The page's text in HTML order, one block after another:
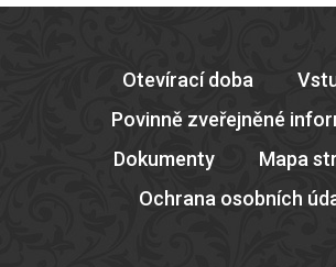
Otevírací doba
Povinně zveřejněné
Dokumenty
Mapa
Ochrana osobních